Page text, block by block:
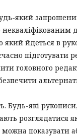
який
некваліфікованим
йдеться в
підготувати
головного
Будь-які
розглядатися
показувати